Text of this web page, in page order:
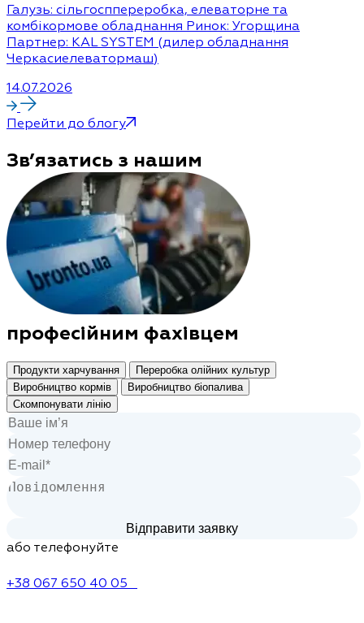
Галузь: сільгосппереробка, елеваторне та
комбікормове обладнання Ринок: Угорщина
Партнер: KAL SYSTEM (дилер обладнання
Черкасиелеватормаш)
14.07.2026
Перейти до блогу
Зв’язатись з нашим
професійним фахівцем
Продукти харчування
Переробка олійних культур
Виробництво кормів
Виробництво біопалива
Скомпонувати лінію
або телефонуйте
+38 067 650 40 05